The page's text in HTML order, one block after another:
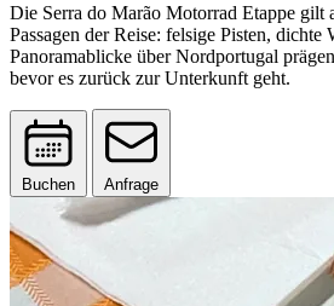
Die Serra do Marão Motorrad Etappe gilt
Passagen der Reise: felsige Pisten, dichte
Panoramablicke über Nordportugal
bevor es zurück zur Unterkunft geht.
Buchen Anfrage